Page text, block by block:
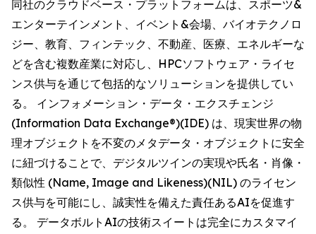
同社のクラウドベース・プラットフォームは、スポーツ&
エンターテインメント、イベント&会場、バイオテクノロ
ジー、教育、フィンテック、不動産、医療、エネルギーな
どを含む複数産業に対応し、HPCソフトウェア・ライセ
ンス供与を通じて包括的なソリューションを提供してい
る。 インフォメーション・データ・エクスチェンジ
(Information Data Exchange®)(IDE) は、現実世界の物
理オブジェクトを不変のメタデータ・オブジェクトに安全
に紐づけることで、デジタルツインの実現や氏名・肖像・
類似性 (Name, Image and Likeness)(NIL) のライセン
ス供与を可能にし、誠実性を備えた責任あるAIを促進す
る。 データボルトAIの技術スイートは完全にカスタマイ